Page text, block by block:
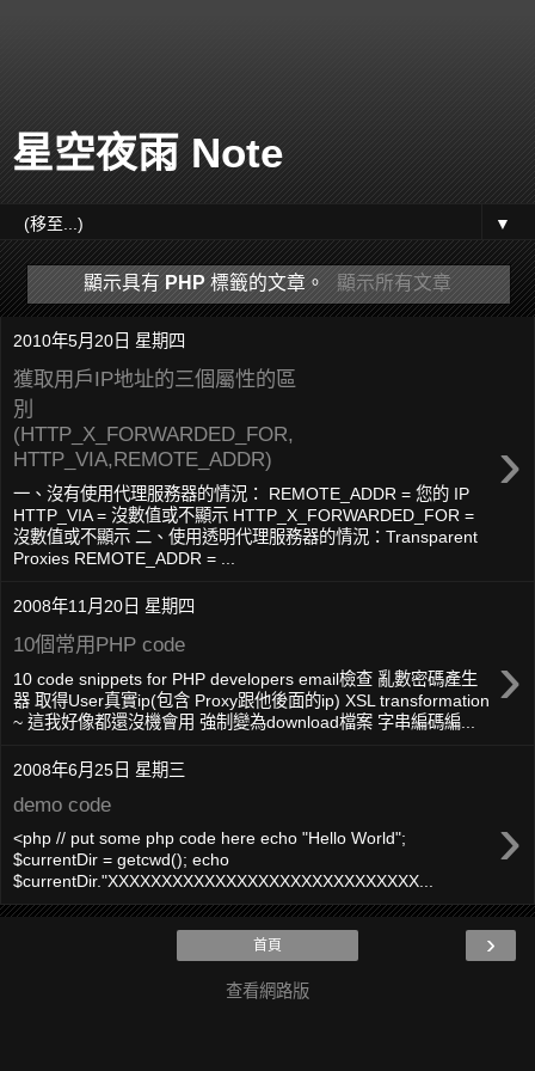
星空夜雨 Note
▼
顯示具有 PHP標籤的文章。 顯示所有文章
2010年5月20日 星期四
獲取用戶IP地址的三個屬性的區
別
(HTTP_X_FORWARDED_FOR,
HTTP_VIA,REMOTE_ADDR)
›
一、沒有使用代理服務器的情況： REMOTE_ADDR = 您的 IP
HTTP_VIA = 沒數值或不顯示 HTTP_X_FORWARDED_FOR =
沒數值或不顯示 二、使用透明代理服務器的情況：Transparent
Proxies REMOTE_ADDR = ...
2008年11月20日 星期四
10個常用PHP code ›
10 code snippets for PHP developers email檢查 亂數密碼產生
器 取得User真實ip(包含 Proxy跟他後面的ip) XSL transformation
~ 這我好像都還沒機會用 強制變為download檔案 字串編碼編...
2008年6月25日 星期三
demo code ›
<php // put some php code here echo "Hello World";
$currentDir = getcwd(); echo
$currentDir."XXXXXXXXXXXXXXXXXXXXXXXXXXXXX...
›
首頁
查看網路版